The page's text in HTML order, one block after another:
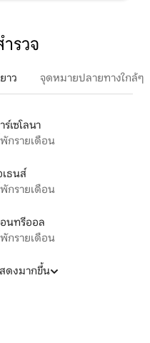
รวจ
าว จุดหมายปลายทางใกล้ๆ
ร์เซโลนา
กรายเดือน
เธนส์
กรายเดือน
นทรีออล
กรายเดือน
ดงมากขึ้น